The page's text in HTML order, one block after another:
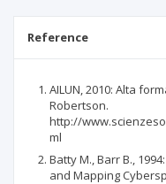
Reference
AILUN, 2010: Alta
Robertson.
http://
ml
Batty M., Barr B.,
and Mapping